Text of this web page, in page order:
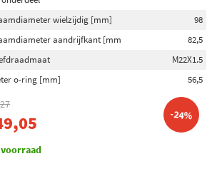
wielzijdig [mm]
98
aandrijfkant [mm
82,5
M22X1.5
o-ring [mm]
56,5
-24%